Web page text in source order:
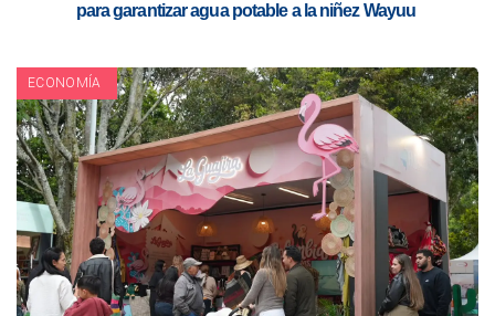
para garantizar agua potable a la niñez Wayuu
ECONOMÍA